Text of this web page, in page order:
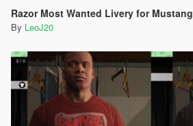
Razor Most Wanted Livery for Mustang
By LeoJ20